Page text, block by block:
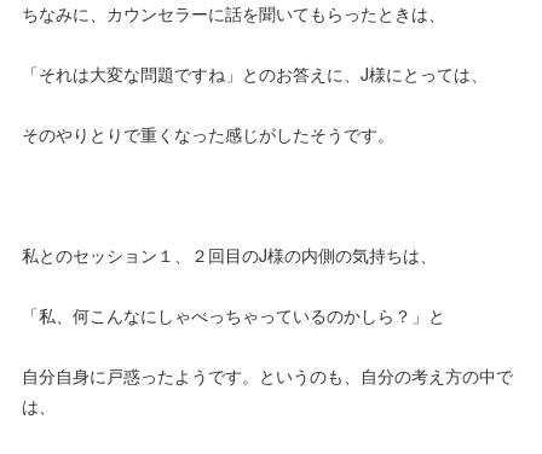
ちなみに、カウンセラーに話を聞いてもらったときは、
「それは大変な問題ですね」とのお答えに、J様にとっては、
そのやりとりで重くなった感じがしたそうです。
私とのセッション１、２回目のJ様の内側の気持ちは、
「私、何こんなにしゃべっちゃっているのかしら？」と
自分自身に戸惑ったようです。というのも、自分の考え方の中で
は、